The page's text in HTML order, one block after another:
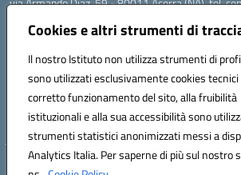
Cookies e altri strumenti di
Il nostro Istituto non utilizza strumenti di
sono utilizzati esclusivamente cookies
corretto funzionamento del sito, alla fruibilità
istituzionali e alla sua accessibilità sono
strumenti statistici anonimizzati messi a
Analytics Italia. Per saperne di più sul nostro
via T. Campanella, 80011 Acerra (NA), tel/fax:
Sede succursale con liceo musicale:
via S. Pellico, 80011 Acerra (NA), tel: 08119660921
Email: nais10900c@istruzione.it | PEC:
Nome Ufficio PA: Uff_eFatturaPA | Codice Univoco
C.Fisc: 93056740637
Hosting & Powered by 3D